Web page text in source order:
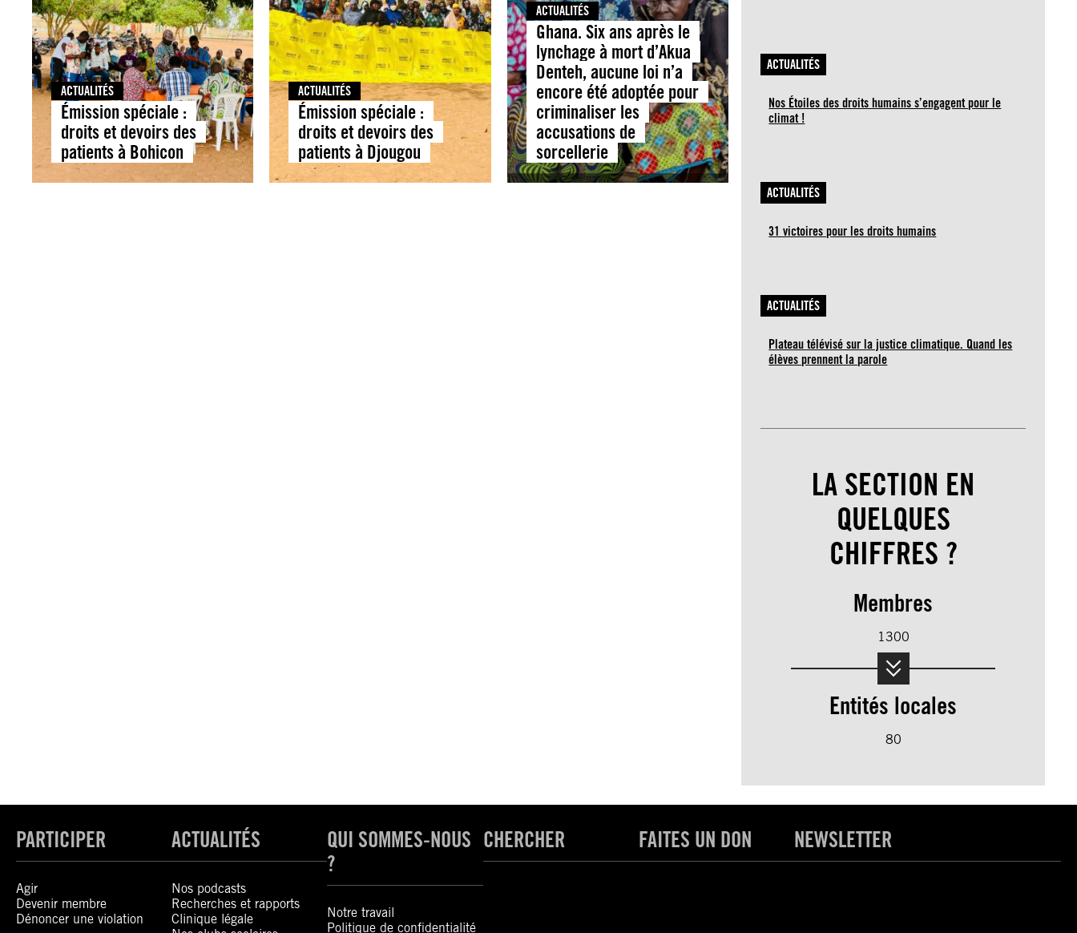
ACTUALITÉS
Émission spéciale :
droits et devoirs des
patients à Bohicon
ACTUALITÉS
Émission spéciale :
droits et devoirs des
patients à Djougou
ACTUALITÉS
Ghana. Six ans après le
lynchage à mort d’Akua
Denteh, aucune loi n’a
encore été adoptée pour
criminaliser les
accusations de
sorcellerie
ACTUALITÉS
Nos Étoiles des droits humains s’engagent pour le
climat !
ACTUALITÉS
31 victoires pour les droits humains
ACTUALITÉS
Plateau télévisé sur la justice climatique. Quand les
élèves prennent la parole
LA SECTION EN
QUELQUES
CHIFFRES ?
Membres
1300
Entités locales
80
PARTICIPER
Agir
Devenir membre
Dénoncer une violation
ACTUALITÉS
Nos podcasts
Recherches et rapports
Clinique légale
QUI SOMMES-NOUS
?
Notre travail
Politique de confidentialité
CHERCHER FAITES UN DON NEWSLETTER